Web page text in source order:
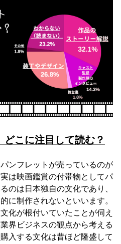
どこに注目して読む？
ンフレットが売っているのが
は映画鑑賞の付帯物としてパ
のは日本独自の文化であり、
に制作されないといいます。
化が根付いていたことが伺え
界ビジネスの観点から考える
入する文化は昔ほど隆盛して